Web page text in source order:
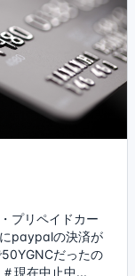
プリペイドカー
paypalの決済が
だったの
現在中止中...